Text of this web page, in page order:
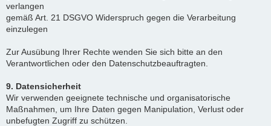
verlangen
gemäß Art. 21 DSGVO Widerspruch gegen die Verarbeitung
einzulegen
Zur Ausübung Ihrer Rechte wenden Sie sich bitte an den
Verantwortlichen oder den Datenschutzbeauftragten.
9. Datensicherheit
Wir verwenden geeignete technische und organisatorische
Maßnahmen, um Ihre Daten gegen Manipulation, Verlust oder
unbefugten Zugriff zu schützen.